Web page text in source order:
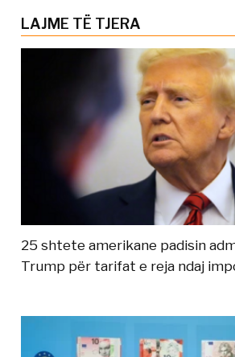
LAJME TË TJERA
25 shtete amerikane padisin
Trump për tarifat e reja ndaj